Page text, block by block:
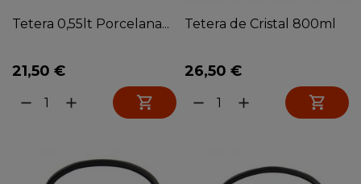
Tetera 0,55lt Porcelana...
21,50 €
remove add 
Tetera de Cristal 800ml
26,50 €
remove add 